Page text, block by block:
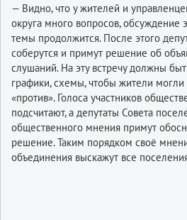
— Видно, что у жителей и
округа много вопросов, обсуждение
темы продолжится. После этого
соберутся и примут решение об
слушаний. На эту встречу должны
графики, схемы, чтобы жители могли
«против». Голоса участников
подсчитают, а депутаты Совета
общественного мнения примут
решение. Таким порядком своё
объединения выскажут все